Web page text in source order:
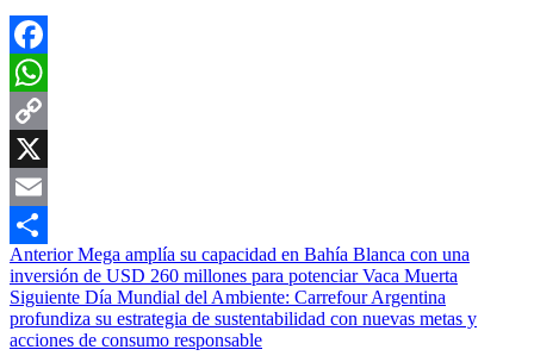
Facebook
WhatsApp
Copy
Link
X
Email
Compartir
Navegación
de
entradas
AnteriorMega amplía su capacidad en Bahía Blanca con una
inversión de USD 260 millones para potenciar Vaca Muerta
Siguiente Día Mundial del Ambiente: Carrefour Argentina
profundiza su estrategia de sustentabilidad con nuevas metas y
acciones de consumo responsable